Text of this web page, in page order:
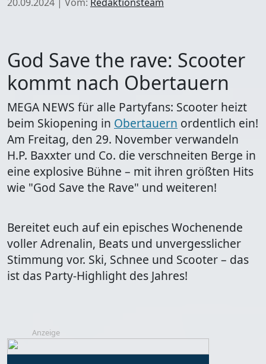
God Save the rave: Scooter
kommt nach Obertauern
MEGA NEWS für alle Partyfans: Scooter heizt
beim Skiopening in Obertauern ordentlich ein!
Am Freitag, den 29. November verwandeln
H.P. Baxxter und Co. die verschneiten Berge in
eine explosive Bühne – mit ihren größten Hits
wie "God Save the Rave" und weiteren!
Bereitet euch auf ein episches Wochenende
voller Adrenalin, Beats und unvergesslicher
Stimmung vor. Ski, Schnee und Scooter – das
ist das Party-Highlight des Jahres!
Anzeige